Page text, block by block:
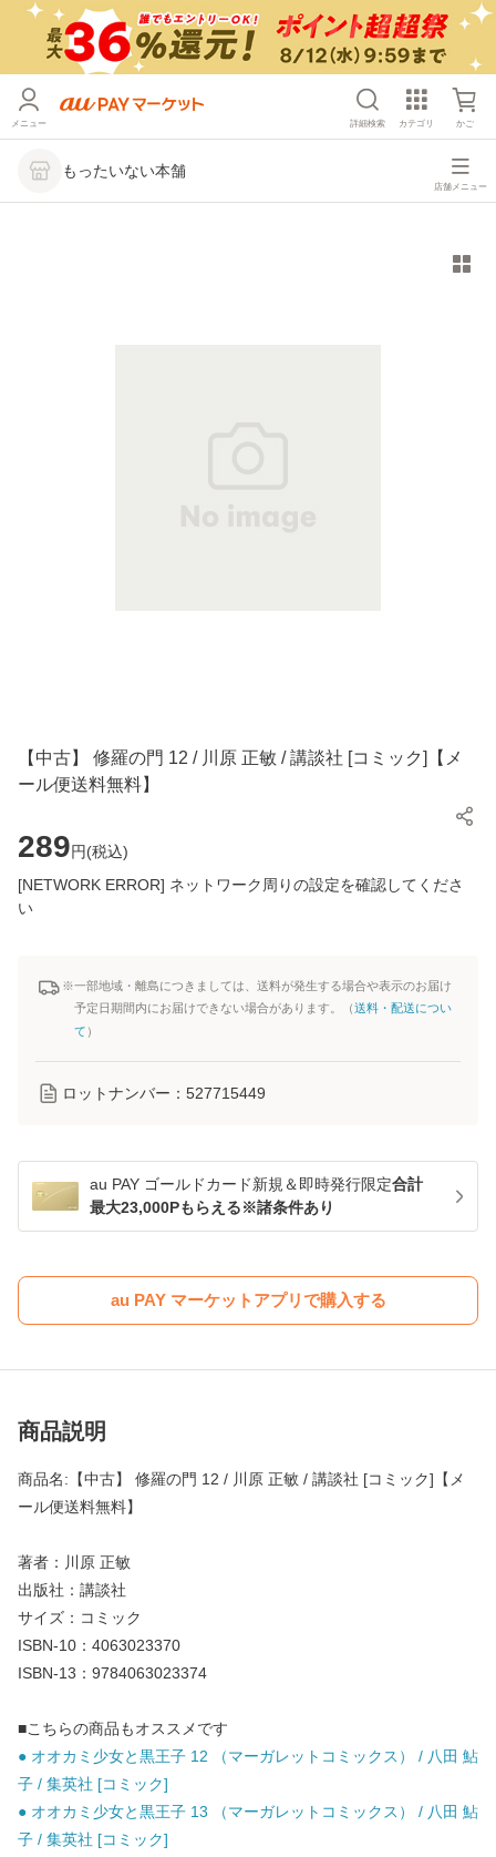
メニュー 詳細検索 カテゴリ かご
もったいない本舗
店舗メニュー
【中古】 修羅の門 12 / 川原 正敏 / 講談社 [コミック]【メ
ール便送料無料】
289円(税込)
[NETWORK ERROR] ネットワーク周りの設定を確認してくださ
い
※一部地域・離島につきましては、送料が発生する場合や表示のお届け
予定日期間内にお届けできない場合があります。（送料・配送につい
て ）
ロットナンバー： 527715449
au PAY ゴールドカード新規＆即時発行限定合計
最大23,000Pもらえる※諸条件あり
au PAY マーケットアプリで購入する
商品説明
商品名:【中古】 修羅の門 12 / 川原 正敏 / 講談社 [コミック]【メ
ール便送料無料】
著者：川原 正敏
出版社：講談社
サイズ：コミック
ISBN-10：4063023370
ISBN-13：9784063023374
■こちらの商品もオススメです
● オオカミ少女と黒王子 12 （マーガレットコミックス） / 八田 鮎
子 / 集英社 [コミック]
● オオカミ少女と黒王子 13 （マーガレットコミックス） / 八田 鮎
子 / 集英社 [コミック]